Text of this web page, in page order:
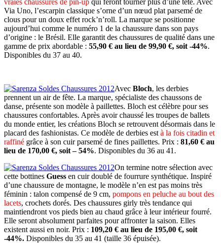
Via Uno, l’escarpin classique s’orne d’un nœud plat parsemé de
clous pour un doux effet rock’n’roll. La marque se positionne
aujourd’hui comme le numéro 1 de la chaussure dans son pays
d’origine : le Brésil. Elle garantit des chaussures de qualité dans une
gamme de prix abordable : 55,90 € au lieu de 99,90 €, soit -44%.
Disponibles du 37 au 40.
Avec Bloch, les derbies
prennent un air de fête. La marque, spécialiste des chaussons de
danse, présente son modèle à paillettes. Bloch est célèbre pour ses
chaussures confortables. Après avoir chaussé les troupes de ballets
du monde entier, les créations Bloch se retrouvent désormais dans le
placard des fashionistas. Ce modèle de derbies est à la fois citadin et
raffiné grâce à son cuir parsemé de fines paillettes. Prix : 81,60 € au
lieu de 170,00 €, soit – 54%. Disponibles du 36 au 41.
On termine notre sélection avec
cette bottines Guess en cuir doublé de fourrure synthétique. Inspiré
d’une chaussure de montagne, le modèle n’en est pas moins très
féminin : talon compensé de 9 cm, pompons en peluche au bout des
lacets, crochets dorés. Des chaussures girly très tendance qui
maintiendront vos pieds bien au chaud grâce à leur intérieur fourré.
Elle seront absolument parfaites pour affronter la saison. Elles
existent aussi en noir. Prix : 109,20 € au lieu de 195,00 €, soit
-44%. Disponibles du 35 au 41 (taille 36 épuisée).